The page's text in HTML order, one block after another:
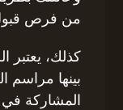
من فرص قبول
كذلك، يعتبر
بينها
المشاركة